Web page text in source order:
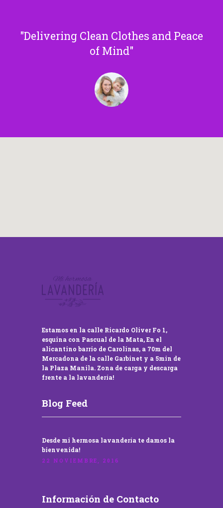
Delivering Clean Clothes and Peace
of Mind
Estamos en la calle Ricardo Oliver Fo 1,
esquina con Pascual de la Mata, En el
alicantino barrio de Carolinas, a 70m del
Mercadona de la calle Garbinet y a 5min de
la Plaza Manila. Zona de carga y descarga
frente a la lavandería!
Blog Feed
Desde mi hermosa lavandería te damos la
bienvenida!
22 NOVIEMBRE, 2016
Información de Contacto